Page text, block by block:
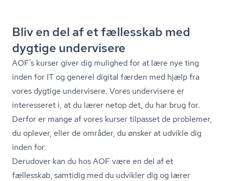
Bliv en del af et fællesskab med
dygtige undervisere
AOF's kurser giver dig mulighed for at lære nye ting
inden for IT og generel digital færden med hjælp fra
vores dygtige undervisere. Vores undervisere er
interesseret i, at du lærer netop det, du har brug for.
Derfor er mange af vores kurser tilpasset de problemer,
du oplever, eller de områder, du ønsker at udvikle dig
inden for.
Derudover kan du hos AOF være en del af et
fællesskab, samtidig med du udvikler dig og lærer